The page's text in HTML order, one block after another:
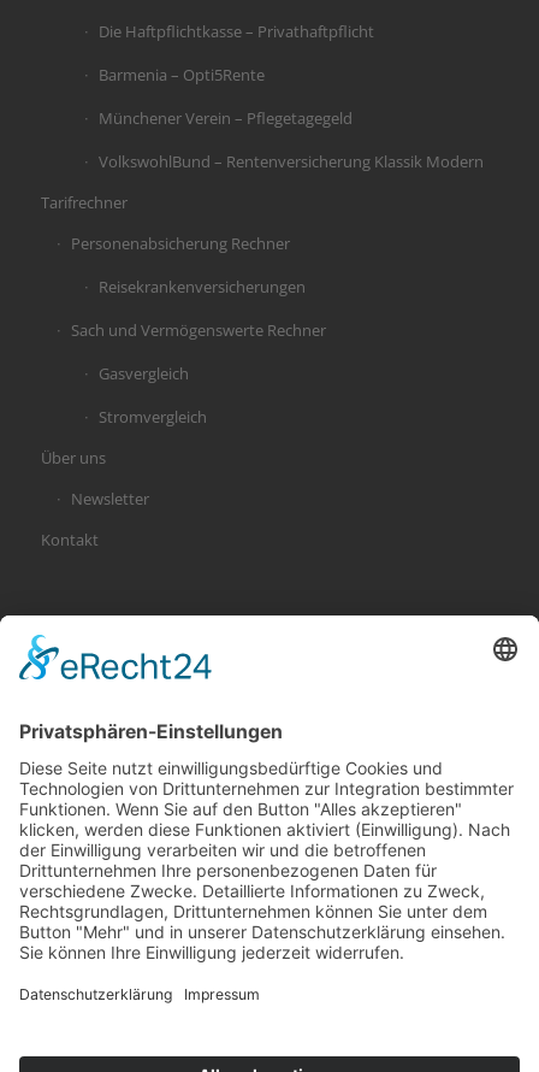
Die Haftpflichtkasse – Privathaftpflicht
Barmenia – Opti5Rente
Münchener Verein – Pflegetagegeld
VolkswohlBund – Rentenversicherung Klassik Modern
Tarifrechner
Personenabsicherung Rechner
Reisekrankenversicherungen
Sach und Vermögenswerte Rechner
Gasvergleich
Stromvergleich
Über uns
Newsletter
Kontakt
KATEGORIEN
Altersvorsorge
Gerichtsurteile
Gesundheit und Beruf
Haus
KFZ
Recht
Schadenspraxis
Tiere